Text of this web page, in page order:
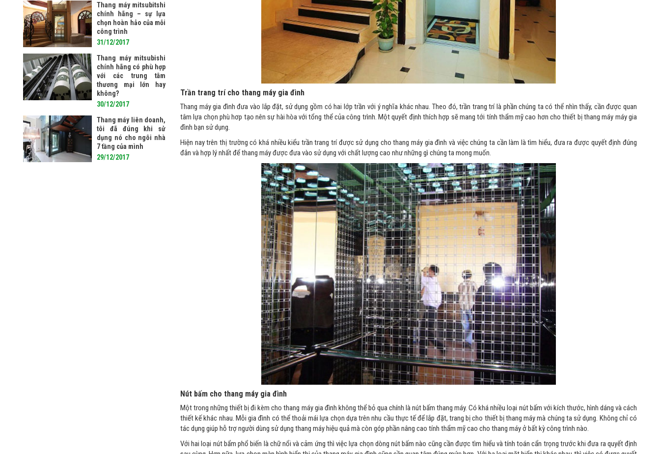
Trần trang trí cho thang máy gia đình
Thang máy gia đình đưa vào lắp đặt, sử dụng gồm có hai lớp trần với ý nghĩa khác nhau. Theo đó, trần trang trí là phần chúng ta có thể nhìn thấy, cần được quan
tâm lựa chọn phù hơp tạo nên sự hài hòa với tổng thể của công trình. Một quyết định thích hợp sẽ mang tới tính thẩm mỹ cao hơn cho thiết bị thang máy máy gia
đình bạn sử dụng.
Hiện nay trên thị trường có khá nhiều kiểu trần trang trí được sử dụng cho thang máy gia đình và việc chúng ta cần làm là tìm hiểu, đưa ra được quyết định đúng
đắn và hợp lý nhất để thang máy được đưa vào sử dụng với chất lượng cao như những gì chúng ta mong muốn.
Nút bấm cho thang máy gia đình
Một trong những thiết bị đi kèm cho thang máy gia đình không thể bỏ qua chính là nút bấm thang máy. Có khá nhiều loại nút bấm với kích thước, hình dáng và cách
thiết kế khác nhau. Mỗi gia đình có thể thoải mái lựa chọn dựa trên nhu cầu thực tế để lắp đặt, trang bị cho thiết bị thang máy mà chúng ta sử dụng. Không chỉ có
tác dụng giúp hỗ trợ người dùng sử dụng thang máy hiệu quả mà còn góp phần nâng cao tính thẩm mỹ cao cho thang máy ở bất kỳ công trình nào.
Với hai loại nút bẩm phổ biến là chữ nổi và cảm ứng thì việc lựa chọn dòng nút bấm nào cũng cần được tìm hiểu và tính toán cẩn trọng trước khi đưa ra quyết định
Thang máy mitsubitshi
chính hãng – sự lựa
chọn hoàn hảo của mỗi
công trình
31/12/2017
Thang máy mitsubishi
chính hãng có phù hợp
với các trung tâm
thương mại lớn hay
không?
30/12/2017
Thang máy liên doanh,
tôi đã đúng khi sử
dụng nó cho ngôi nhà
7 tầng của mình
29/12/2017